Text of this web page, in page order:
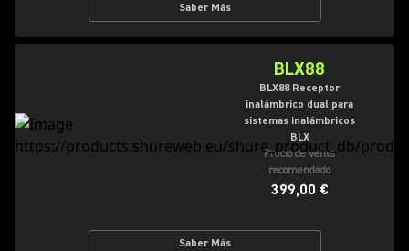
Saber Más
BLX88
BLX88 Receptor
inalámbrico dual para
sistemas inalámbricos
BLX
Precio de venta
recomendado
399,00 €
Saber Más